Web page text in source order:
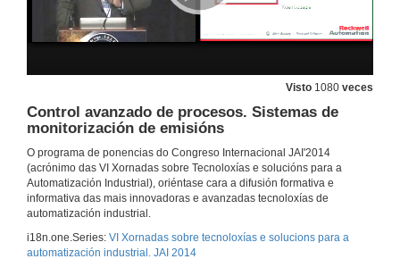
Visto 1080 veces
Control avanzado de procesos. Sistemas de
monitorización de emisións
O programa de ponencias do Congreso Internacional JAI'2014
(acrónimo das VI Xornadas sobre Tecnoloxías e solucións para a
Automatización Industrial), oriéntase cara a difusión formativa e
informativa das mais innovadoras e avanzadas tecnoloxías de
automatización industrial.
i18n.one.Series: VI Xornadas sobre tecnoloxías e solucions para a
automatización industrial. JAI 2014
5 de nov. de 2014
JAI 2014 Entrevista Daniel Lara